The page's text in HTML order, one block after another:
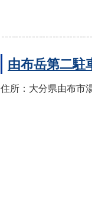
由布岳第二駐
住所：大分県由布市